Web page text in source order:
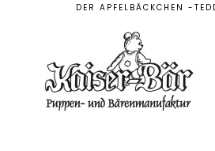
DER APFELBÄCKCHEN -